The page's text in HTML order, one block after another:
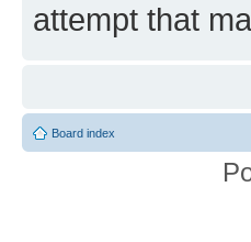
attempt that
Board index